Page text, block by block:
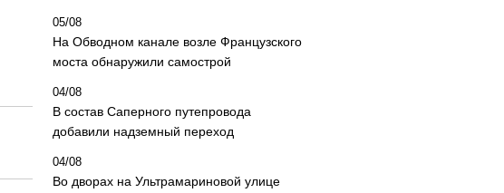
05/08
На Обводном канале возле Французского
моста обнаружили самострой
04/08
В состав Саперного путепровода
добавили надземный переход
04/08
Во дворах на Ультрамариновой улице